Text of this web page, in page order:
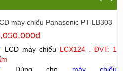
máy chiếu Panasonic PT-LB303
LCD máy chiếu LCX124 . ĐVT: 1
Dùng cho máy chiếu